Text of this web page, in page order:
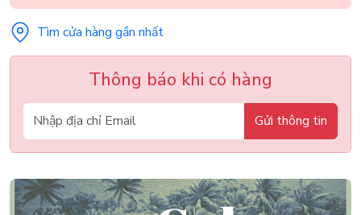
Tìm cửa hàng gần nhất
Thông báo khi có hàng
Gửi thông tin